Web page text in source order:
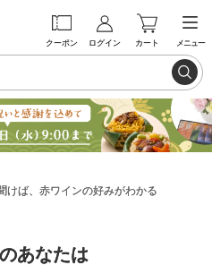
クーポン ログイン カート メニュー
けば、赤ワインの好みがわかる
あなたは